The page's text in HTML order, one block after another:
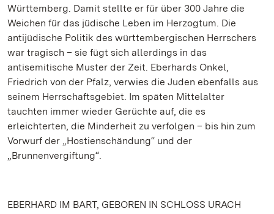
Württemberg. Damit stellte er für über 300 Jahre die
Weichen für das jüdische Leben im Herzogtum. Die
antijüdische Politik des württembergischen Herrschers
war tragisch – sie fügt sich allerdings in das
antisemitische Muster der Zeit. Eberhards Onkel,
Friedrich von der Pfalz, verwies die Juden ebenfalls aus
seinem Herrschaftsgebiet. Im späten Mittelalter
tauchten immer wieder Gerüchte auf, die es
erleichterten, die Minderheit zu verfolgen – bis hin zum
Vorwurf der „Hostienschändung“ und der
„Brunnenvergiftung“.
EBERHARD IM BART, GEBOREN IN SCHLOSS URACH